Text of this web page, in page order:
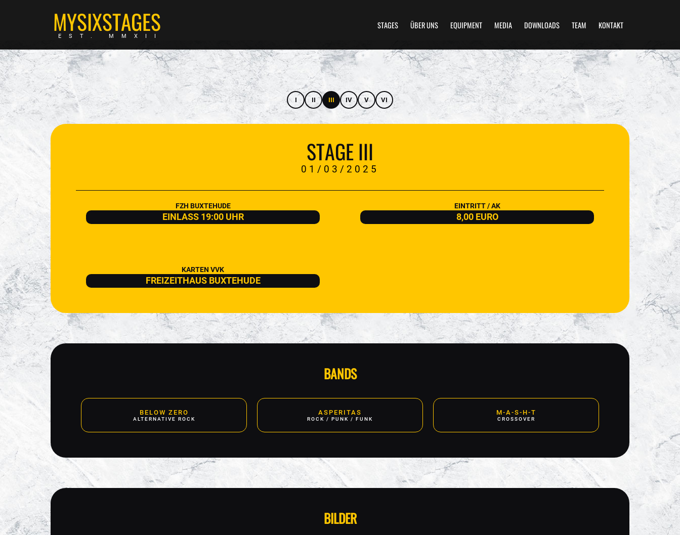
MYSIXSTAGES
EST. MMXII
STAGES ÜBER UNS EQUIPMENT MEDIA DOWNLOADS TEAM KONTAKT
I II III IV V VI
STAGE III
01/03/2025
FZH BUXTEHUDE
EINLASS 19:00 UHR
EINTRITT / AK
8,00 EURO
KARTEN VVK
FREIZEITHAUS BUXTEHUDE
BANDS
BELOW ZERO
ALTERNATIVE ROCK
ASPERITAS
ROCK / PUNK / FUNK
M-A-S-H-T
CROSSOVER
BILDER